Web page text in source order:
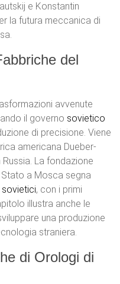
e Konstantin
la futura meccanica di
del
avvenute
il governo sovietico
di precisione. Viene
americana Dueber-
La fondazione
a Mosca segna
, con i primi
illustra anche le
una produzione
straniera.
di Orologi di